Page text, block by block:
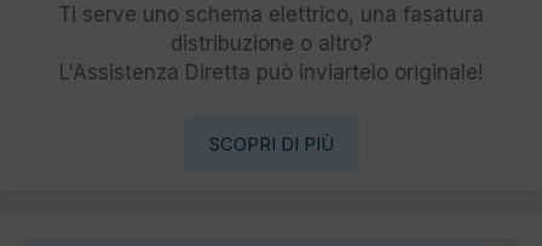
Ti serve uno schema elettrico, una fasatura
distribuzione o altro?
L'Assistenza Diretta può inviartelo originale!
SCOPRI DI PIÙ